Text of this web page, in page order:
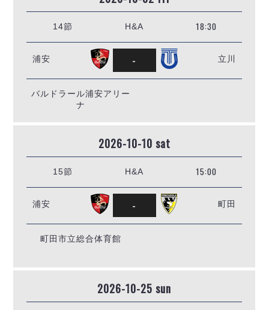
14節 H&A 18:30
浦安 - 立川
バルドラール浦安アリー
ナ
2026-10-10 sat
15節 H&A 15:00
浦安 - 町田
町田市立総合体育館
2026-10-25 sun